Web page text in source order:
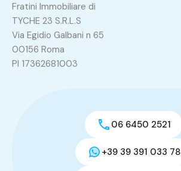
Fratini Immobiliare di
TYCHE 23 S.R.L.S
Via Egidio Galbani n 65
00156 Roma
PI 17362681003
06 6450 2521
+39 39 391 033 78